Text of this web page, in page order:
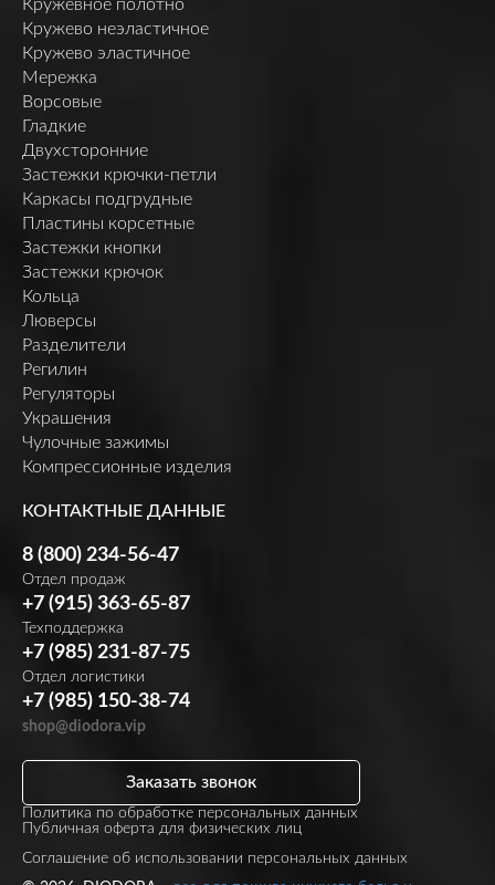
Кружевное полотно
Кружево неэластичное
Кружево эластичное
Мережка
Ворсовые
Гладкие
Двухсторонние
Застежки крючки-петли
Каркасы подгрудные
Пластины корсетные
Застежки кнопки
Застежки крючок
Кольца
Люверсы
Разделители
Регилин
Регуляторы
Украшения
Чулочные зажимы
Компрессионные изделия
КОНТАКТНЫЕ ДАННЫЕ
8 (800) 234-56-47
Отдел продаж
+7 (915) 363-65-87
Техподдержка
+7 (985) 231-87-75
Отдел логистики
+7 (985) 150-38-74
shop@diodora.vip
Политика по обработке персональных данных
Публичная оферта для физических лиц
Заказать звонок
Соглашение об использовании персональных данных